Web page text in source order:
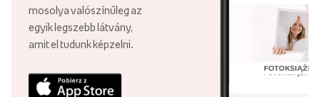
mosolya valószínűleg az
egyik legszebb látvány,
amit el tudunk képzelni.